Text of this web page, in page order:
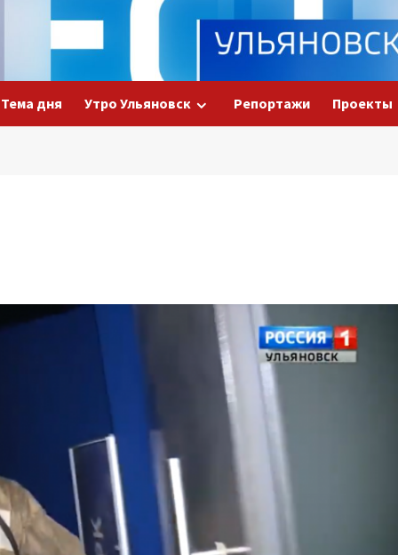
Тема дня Утро Ульяновск Репортажи Проекты